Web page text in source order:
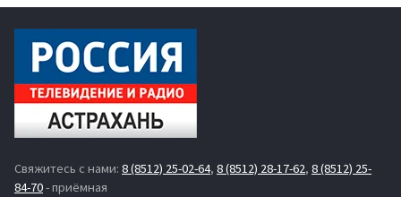
Свяжитесь с нами: 8 (8512) 25-02-64, 8 (8512) 28-17-62, 8 (8512) 25-
84-70- приёмная